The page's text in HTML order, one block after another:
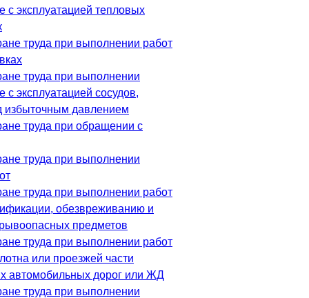
с эксплуатацией тепловых
труда при выполнении работ
труда при выполнении
с эксплуатацией сосудов,
избыточным давлением
труда при обращении с
труда при выполнении
труда при выполнении работ
обезвреживанию и
предметов
труда при выполнении работ
или проезжей части
автомобильных дорог или ЖД
труда при выполнении